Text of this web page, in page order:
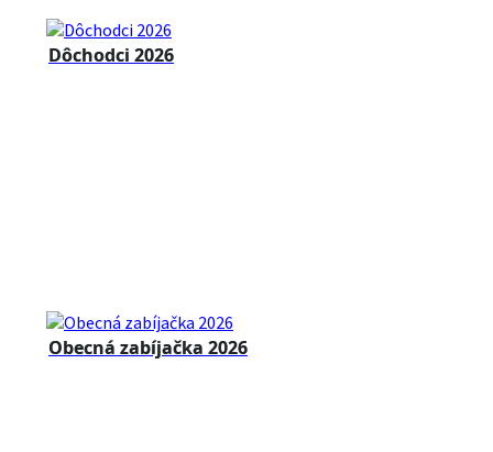
Dôchodci 2026
Obecná zabíjačka 2026